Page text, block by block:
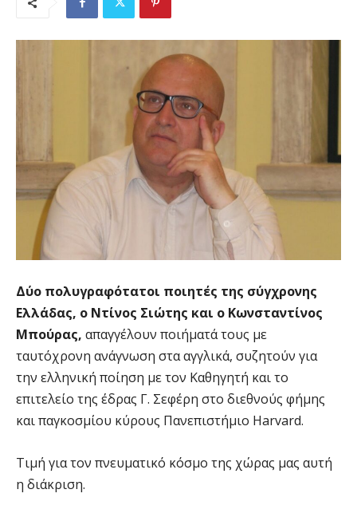
Δύο πολυγραφότατοι ποιητές της σύγχρονης
Ελλάδας, ο Ντίνος Σιώτης και ο Κωνσταντίνος
Μπούρας, απαγγέλουν ποιήματά τους με
ταυτόχρονη ανάγνωση στα αγγλικά, συζητούν για
την ελληνική ποίηση με τον Καθηγητή και το
επιτελείο της έδρας Γ. Σεφέρη στο διεθνούς φήμης
και παγκοσμίου κύρους Πανεπιστήμιο Harvard.
Τιμή για τον πνευματικό κόσμο της χώρας μας αυτή
η διάκριση.